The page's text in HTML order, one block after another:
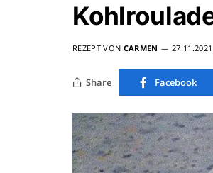
REZEPT VON CARMEN
Share Facebook